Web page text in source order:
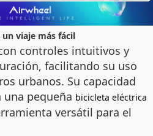
viaje más fácil
controles intuitivos y
facilitando su uso
urbanos. Su capacidad
pequeña bicicleta eléctrica
versátil para el